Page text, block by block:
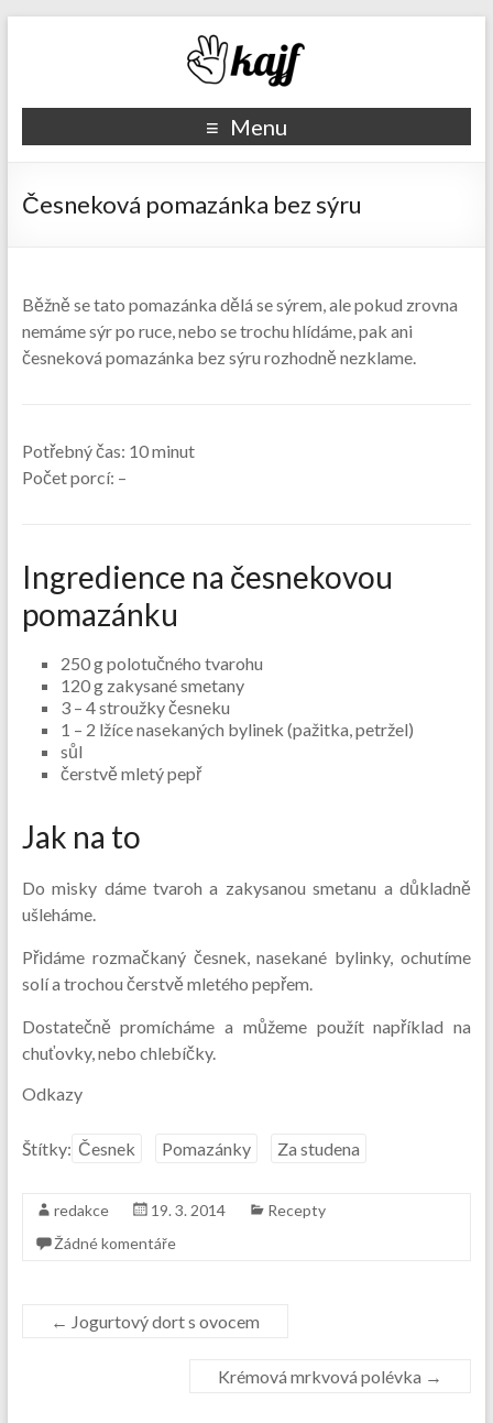
Recepty kajf.cz
Menu
Česneková pomazánka bez sýru
Běžně se tato pomazánka dělá se sýrem, ale pokud zrovna
nemáme sýr po ruce, nebo se trochu hlídáme, pak ani
česneková pomazánka bez sýru rozhodně nezklame.
Potřebný čas: 10 minut
Počet porcí: –
Ingredience na česnekovou
pomazánku
250 g polotučného tvarohu
120 g zakysané smetany
3 – 4 stroužky česneku
1 – 2 lžíce nasekaných bylinek (pažitka, petržel)
sůl
čerstvě mletý pepř
Jak na to
Do misky dáme tvaroh a zakysanou smetanu a důkladně
ušleháme.
Přidáme rozmačkaný česnek, nasekané bylinky, ochutíme
solí a trochou čerstvě mletého pepřem.
Dostatečně promícháme a můžeme použít například na
chuťovky, nebo chlebíčky.
Odkazy
Štítky: Česnek Pomazánky Za studena
redakce 19. 3. 2014
Recepty
Žádné komentáře
← Jogurtový dort s ovocem
Krémová mrkvová polévka →